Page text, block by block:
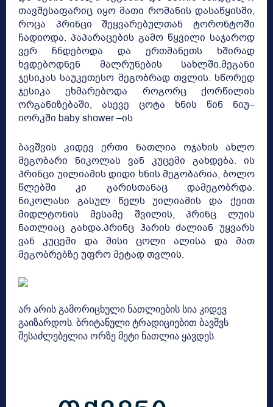
თავშესაფარიც იყო მათი რომანის დასაწყისში,
როცა პრინცი შეყვარებულთან ტორონტოში
ჩადიოდა. პაპარაცების გამო წყვილი საჯაროდ
ვერ ჩნდებოდა და ერთმანეთს ხშირად
ხვდებოდნენ მალრუნების სახლში.მეგანი
ჯესიკას საუკეთესო მეგობრად თვლის. სწორედ
ჯესიკა ეხმარებოდა როგორც ქორწილის
ორგანიზებაში, ასევე ცოტა ხნის წინ ნიუ–
იორკში baby shower –ის
ბავშვის კიდევ ერთი ნათლია ოჯახის ახლო
მეგობარი ნიკოლას ვან კუცემი გახდება. ის
პრინცი უილიამის დიდი ხნის მეგობარია, ბოლო
წლებში კი გარისთანაც დამეგობრდა.
ნიკოლასი გასულ წელს უილიამის და ქეით
მიდლტონის მესამე შვილის, პრინც ლუის
ნათლიაც გახდა.პრინც ჰარის ძალიან უყვარს
ვან კუცემი და მისი ცოლი ალისა და მათ
მეგობრებზე უფრო მეტად თვლის.
არ არის გამორიცხული ნათლიების სია კიდევ
გაიზარდოს. ბრიტანული ტრადიციებით ბავშვს
შესაძლებელია ორზე მეტი ნათლია ყავდეს.